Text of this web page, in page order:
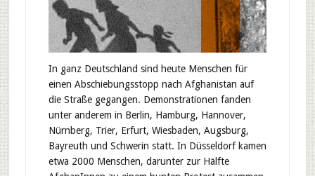
In ganz Deutschland sind heute Menschen für
einen Abschiebungsstopp nach Afghanistan auf
die Straße gegangen. Demonstrationen fanden
unter anderem in Berlin, Hamburg, Hannover,
Nürnberg, Trier, Erfurt, Wiesbaden, Augsburg,
Bayreuth und Schwerin statt. In Düsseldorf kamen
etwa 2000 Menschen, darunter zur Hälfte